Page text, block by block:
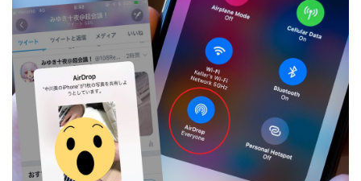
生成式AI與雲端應用
Enterprise Digital Transformation
特集